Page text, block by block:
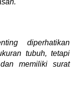
diperhatikan
tubuh, tetapi
memiliki surat